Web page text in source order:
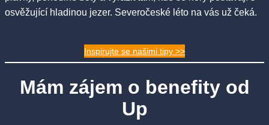
osvěžující hladinou jezer. Severočeské léto na vás už čeká.
Inspirujte se našimi tipy >>
Mám zájem o benefity od
Up